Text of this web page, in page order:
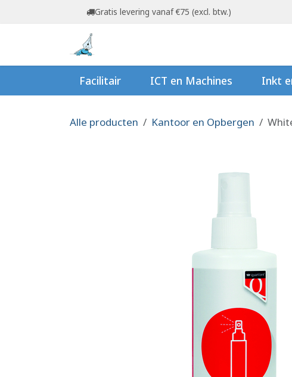
Overslaan naar inhoudGratis levering vanaf €75 (excl. btw.)
Facilitair ICT en Machines Inkt
Alle producten Kantoor en Opbergen